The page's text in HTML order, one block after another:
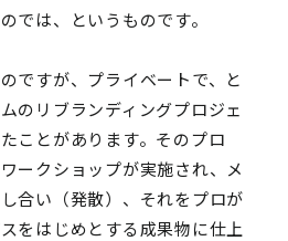
では、というものです。
ですが、プライベートで、と
のリブランディングプロジェ
ことがあります。そのプロ
ークショップが実施され、メ
合い（発散）、それをプロが
をはじめとする成果物に仕上